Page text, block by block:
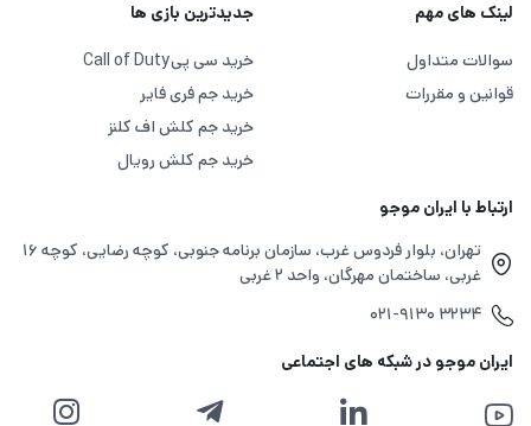
لینک های مهم
سوالات متداول
قوانین و مقررات
جدیدترین بازی ها
خرید سی پیCall of Duty
خرید جم فری فایر
خرید جم کلش اف کلنز
خرید جم کلش رویال
ارتباط با ایران موجو
تهران، بلوار فردوس غرب، سازمان برنامه جنوبی، کوچه رضایی، کوچه ۱۶
غربی، ساختمان مهرگان، واحد ۲ غربی
۰۲۱-۹۱۳۰ ۳۲۳۴
ایران موجو در شبکه های اجتماعی